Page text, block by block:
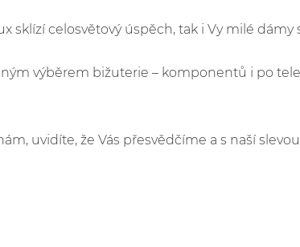
sklízí celosvětový úspěch, tak i Vy milé
výběrem bižuterie – komponentů i po
uvidíte, že Vás přesvědčíme a s naší